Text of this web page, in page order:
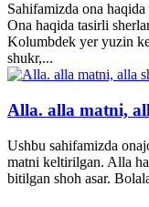
Sahifamizda ona
Ona haqida tasirli
Kolumbdek yer yuzin
shukr,...
Alla. alla matni,
Ushbu sahifamizda
matni keltirilgan. Alla
bitilgan shoh asar.